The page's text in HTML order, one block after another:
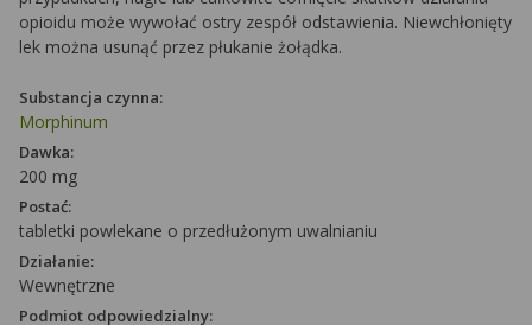
opioidu może wywołać ostry zespół odstawienia. Niewchłonięty
lek można usunąć przez płukanie żołądka.
Substancja czynna:
Morphinum
Dawka:
200 mg
Postać:
tabletki powlekane o przedłużonym uwalnianiu
Działanie:
Wewnętrzne
Podmiot odpowiedzialny: